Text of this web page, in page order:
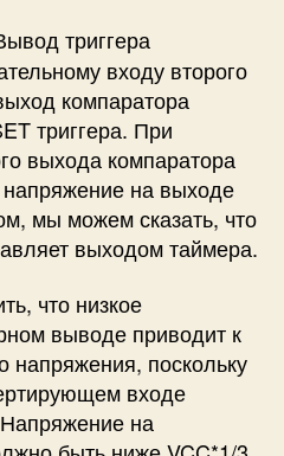
триггера
входу второго
компаратора
триггера. При
выхода компаратора
на выходе
мы можем сказать, что
выходом таймера.
что низкое
выводе приводит к
поскольку
входе
на